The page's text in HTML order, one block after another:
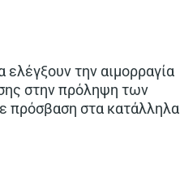
την αιμορραγία
στην πρόληψη των
πρόσβαση στα κατάλληλα